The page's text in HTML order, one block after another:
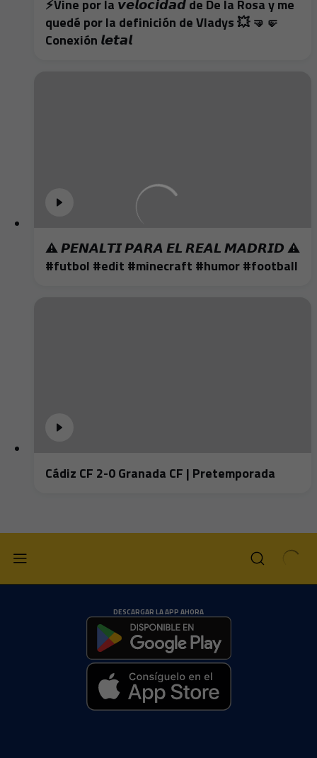
⚡️Vine por la 𝙫𝙚𝙡𝙤𝙘𝙞𝙙𝙖𝙙 de De la Rosa y me
quedé por la definición de Vladys 💥 🤜🤛
Conexión 𝙡𝙚𝙩𝙖𝙡
⚠️ 𝙋𝙀𝙉𝘼𝙇𝙏𝙄 𝙋𝘼𝙍𝘼 𝙀𝙇 𝙍𝙀𝘼𝙇 𝙈𝘼𝘿𝙍𝙄𝘿 ⚠️
#futbol #edit #minecraft #humor #football
Cádiz CF 2-0 Granada CF | Pretemporada
DESCARGAR LA APP AHORA